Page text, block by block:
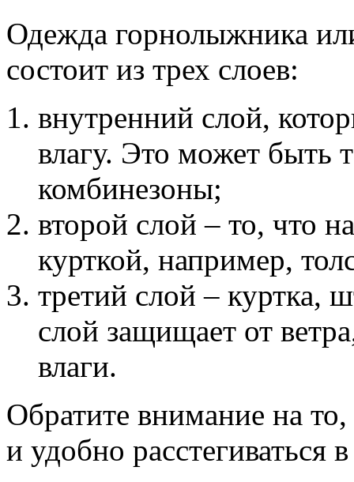
Одежда горнолыжника
состоит из трех слоев:
внутренний слой,
влагу. Это может быть
комбинезоны;
второй слой – то, что
курткой, например,
третий слой – куртка,
слой защищает от
влаги.
Обратите внимание на
и удобно расстегиваться